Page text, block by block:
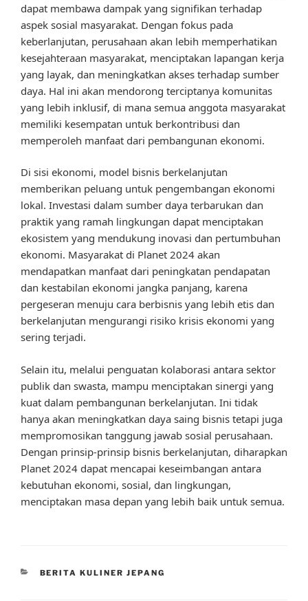
dapat membawa dampak yang signifikan terhadap
aspek sosial masyarakat. Dengan fokus pada
keberlanjutan, perusahaan akan lebih memperhatikan
kesejahteraan masyarakat, menciptakan lapangan kerja
yang layak, dan meningkatkan akses terhadap sumber
daya. Hal ini akan mendorong terciptanya komunitas
yang lebih inklusif, di mana semua anggota masyarakat
memiliki kesempatan untuk berkontribusi dan
memperoleh manfaat dari pembangunan ekonomi.
Di sisi ekonomi, model bisnis berkelanjutan
memberikan peluang untuk pengembangan ekonomi
lokal. Investasi dalam sumber daya terbarukan dan
praktik yang ramah lingkungan dapat menciptakan
ekosistem yang mendukung inovasi dan pertumbuhan
ekonomi. Masyarakat di Planet 2024 akan
mendapatkan manfaat dari peningkatan pendapatan
dan kestabilan ekonomi jangka panjang, karena
pergeseran menuju cara berbisnis yang lebih etis dan
berkelanjutan mengurangi risiko krisis ekonomi yang
sering terjadi.
Selain itu, melalui penguatan kolaborasi antara sektor
publik dan swasta, mampu menciptakan sinergi yang
kuat dalam pembangunan berkelanjutan. Ini tidak
hanya akan meningkatkan daya saing bisnis tetapi juga
mempromosikan tanggung jawab sosial perusahaan.
Dengan prinsip-prinsip bisnis berkelanjutan, diharapkan
Planet 2024 dapat mencapai keseimbangan antara
kebutuhan ekonomi, sosial, dan lingkungan,
menciptakan masa depan yang lebih baik untuk semua.
CATEGORIES
BERITA KULINER JEPANG